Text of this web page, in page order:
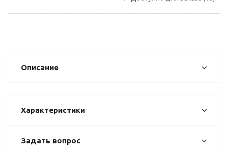
Описание
Характеристики
Задать вопрос